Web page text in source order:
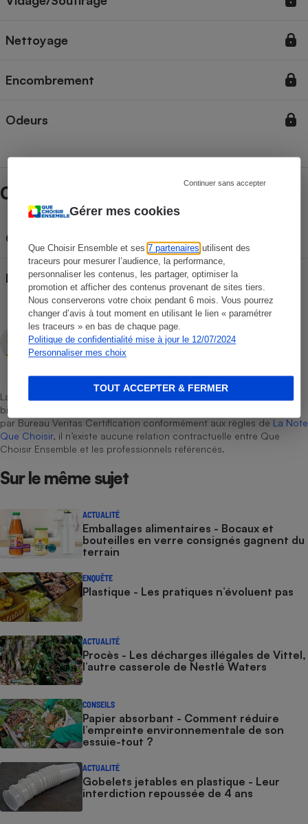
Gérer mes cookies
Que Choisir Ensemble et ses7 partenaires utilisent des
traceurs pour mesurer l’audience, la performance,
personnaliser les contenus, les partager, optimiser la
promotion et afficher des contenus provenant de sites tiers.
Nous conserverons votre choix pendant 6 mois. Vous pourrez
changer d’avis à tout moment en utilisant le lien « paramétrer
les traceurs » en bas de chaque page.
Politique de confidentialité mise à jour le 12/07/2024
Personnaliser mes choix
Continuer sans accepter
TOUT ACCEPTER & FERMER
Nettoyage
Encombrement
Odeurs
Caractéristiques Hozelock Bokashi
Catégorie Bokashi
Dimensions (L x P x H) 31 x 25,5 x 37,5 cm
Gabrielle Théry
Rédactrice technique
La sélection de produits ou services est représentative du marché,
bien que non-exhaustive. À l’exception des autorisations données
par Bureau Veritas Certification conformément aux règles de La Note
Que Choisir, il n’existe aucune relation contractuelle entre Que
Choisir Ensemble et les professionnels référencés.
Sur le même sujet
ACTUALITÉ
Emballages alimentaires - Bocaux et
bouteilles en verre consignés gagnent du
terrain
ENQUÊTE
Plastique - Les pratiques n’évoluent pas
ACTUALITÉ
Procès - Les décharges illégales de Vittel,
l’autre casserole de Nestlé Waters
CONSEILS
Papier absorbant - Comment réduire
l’empreinte environnementale de son
essuie-tout ?
ACTUALITÉ
Gobelets jetables en plastique - Leur
interdiction repoussée de 4 ans